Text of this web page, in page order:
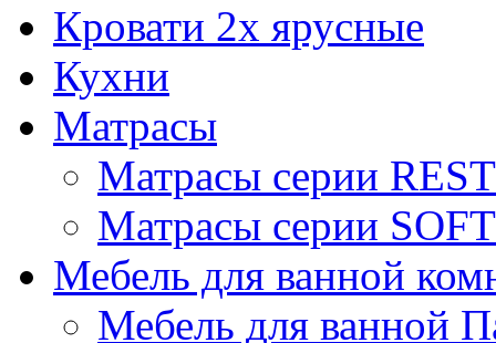
Кровати 2х ярусные
Кухни
Матрасы
Матрасы серии REST
Матрасы серии SOFT
Мебель для ванной
Мебель для ванной